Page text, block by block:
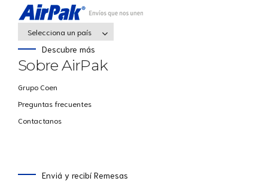
Selecciona un país
Descubre más
Sobre AirPak
Grupo Coen
Preguntas frecuentes
Contactanos
Enviá y recibí Remesas